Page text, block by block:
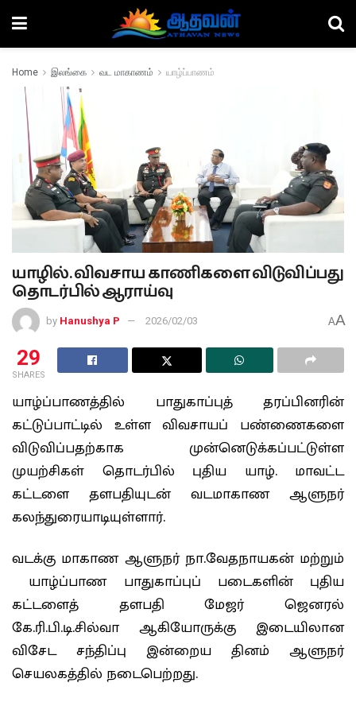
Home இலங்கை வட மாகாணம் யாழ்ப்பாணம்
யாழில். விவசாய காணிகளை விடுவிப்பது
தொடர்பில் ஆராய்வு
by Hanushya P 2026/02/03 AA
29
SHARES
யாழ்ப்பாணத்தில் பாதுகாப்புத் தரப்பினரின்
கட்டுப்பாட்டில் உள்ள விவசாயப் பண்ணைகளை
விடுவிப்பதற்காக முன்னெடுக்கப்பட்டுள்ள
முயற்சிகள் தொடர்பில் புதிய யாழ். மாவட்ட
கட்டளை தளபதியுடன் வடமாகாண ஆளுநர்
கலந்துரையாடியுள்ளார்.
வடக்கு மாகாண ஆளுநர் நா.வேதநாயகன் மற்றும்
யாழ்ப்பாண பாதுகாப்புப் படைகளின் புதிய
கட்டளைத் தளபதி மேஜர் ஜெனரல்
கே.ரி.பி.டி.சில்வா ஆகியோருக்கு இடையிலான
விசேட சந்திப்பு இன்றைய தினம் ஆளுநர்
செயலகத்தில் நடைபெற்றது.